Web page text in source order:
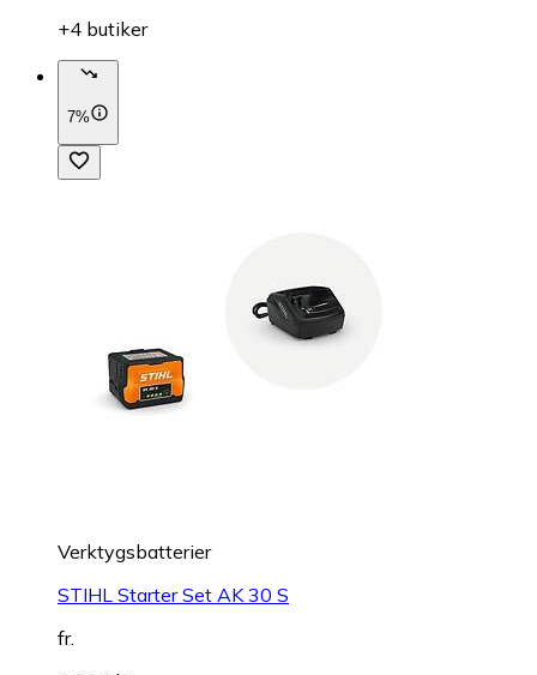
+4 butiker
7%
Verktygsbatterier
STIHL Starter Set AK 30 S
fr.